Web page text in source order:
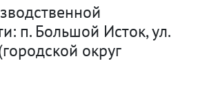
п. Большой Исток, ул.
округ